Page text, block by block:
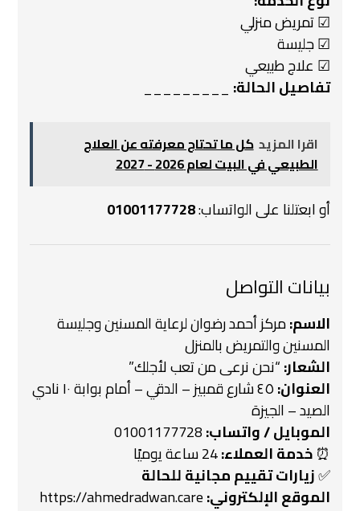
☑ تمريض منزلي
☑ جليسة
☑ علاج طبيعي
تفاصيل الحالة: _________
اقرا المزيد كل ما تحتاج معرفته عن العلاج
الطبيعي في البيت لعام 2026 - 2027
أو ابعتلنا على الواتساب:01001177728
بيانات التواصل
الاسم:مركز أحمد رضوان لرعاية المسنين وجليسة
المسنين والتمريض بالمنزل
الشعار:“نحن نرعى من تعب لأجلك”
العنوان:
٤٥ شارع قمبيز – الدقي – أمام بوابة ١٠ نادي
الصيد – الجيزة
الموبايل / واتساب:
⏰خدمة العملاء:24 ساعة يوميًا
✅زيارات تقييم مجانية للحالة
الموقع الإلكتروني:https://ahmedradwan.care